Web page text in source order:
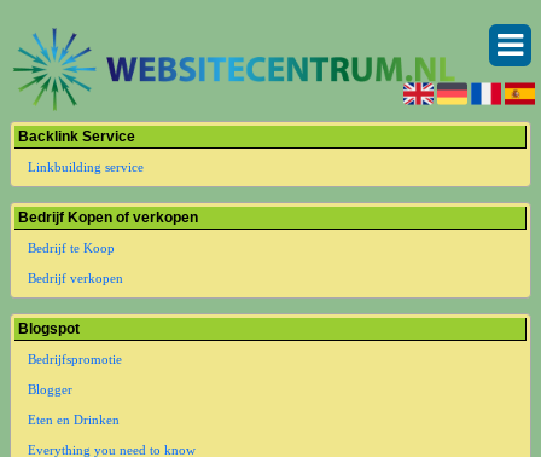
Backlink Service
Linkbuilding service
Bedrijf Kopen of verkopen
Bedrijf te Koop
Bedrijf verkopen
Blogspot
Bedrijfspromotie
Blogger
Eten en Drinken
Everything you need to know